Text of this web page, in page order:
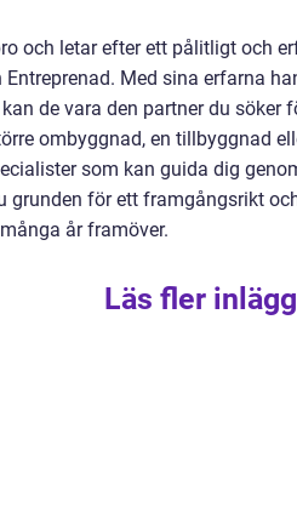
och letar efter ett pålitligt och
Med sina erfarna
de vara den partner du
ombyggnad, en tillbyggnad
som kan guida dig
grunden för ett framgångsrikt
år framöver.
Läs fler